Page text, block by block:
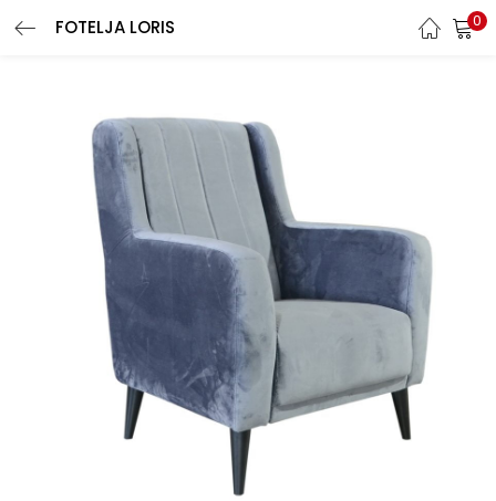
FOTELJA LORIS 0
LOGIN
Enter your username and password to login.
Remember me
Login
Lost password?